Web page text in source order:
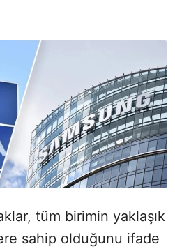
tüm birimin yaklaşık
sahip olduğunu ifade